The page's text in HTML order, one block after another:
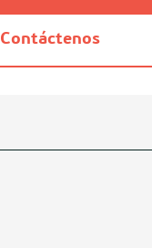
Contáctenos